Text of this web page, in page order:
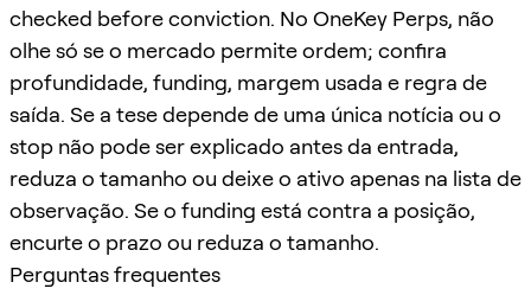
checked before conviction. No OneKey Perps, não
olhe só se o mercado permite ordem; confira
profundidade, funding, margem usada e regra de
saída. Se a tese depende de uma única notícia ou o
stop não pode ser explicado antes da entrada,
reduza o tamanho ou deixe o ativo apenas na lista de
observação. Se o funding está contra a posição,
encurte o prazo ou reduza o tamanho.
Perguntas frequentes